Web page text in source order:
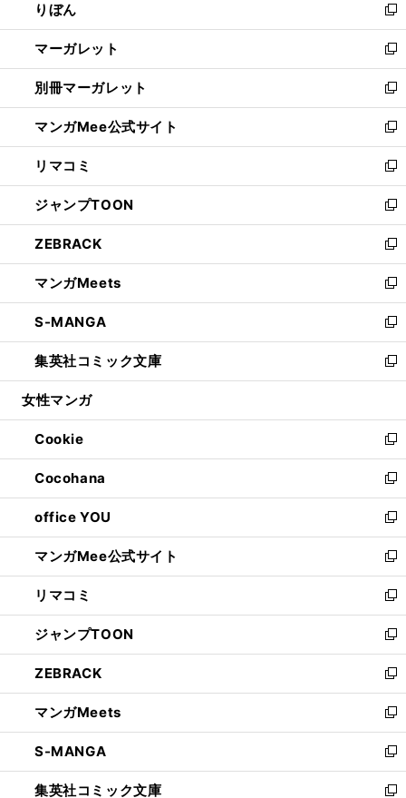
く
で
開
く
ド
ウ
で
開
く
ィ
ン
ド
ウ
で
開
く
りぼん
新
し
い
ウ
ィ
ン
ド
ウ
で
開
く
マーガレット
新
し
い
ウ
ィ
ン
ド
ウ
で
開
く
別冊マーガレット
新
し
い
ウ
ィ
ン
ド
ウ
で
開
く
マンガMee公式サイト
新
し
い
ウ
ィ
ン
ド
ウ
で
開
く
リマコミ
新
し
い
ウ
ィ
ン
ド
ウ
で
開
く
ジャンプTOON
新
し
い
ウ
ィ
ン
ド
ウ
で
開
ZEBRACK
新
し
い
ウ
ィ
ン
ド
ウ
開
く
マンガMeets
新
し
い
ウ
ィ
ン
ウ
で
開
く
S-MANGA
新
し
い
ウ
ン
ド
ウ
で
開
く
集英社コミック文庫
新
し
ウ
ィ
ン
ド
ウ
で
開
く
女性マンガ
Cookie
新
し
い
ウ
ィ
ン
ド
ウ
で
開
く
Cocohana
新
し
い
ウ
ィ
ン
ド
ウ
で
開
く
office YOU
新
し
い
ウ
ィ
ン
ド
ウ
で
開
く
マンガMee公式サイト
新
し
い
ウ
ィ
ン
ド
ウ
で
開
く
リマコミ
新
し
い
ウ
ィ
ン
ド
ウ
で
開
く
ジャンプTOON
新
し
い
ウ
ィ
ン
ド
ウ
で
ZEBRACK
新
し
い
ウ
ィ
ン
ド
マンガMeets
新
し
い
ウ
ィ
S-MANGA
新
し
い
集英社コミック文庫
新